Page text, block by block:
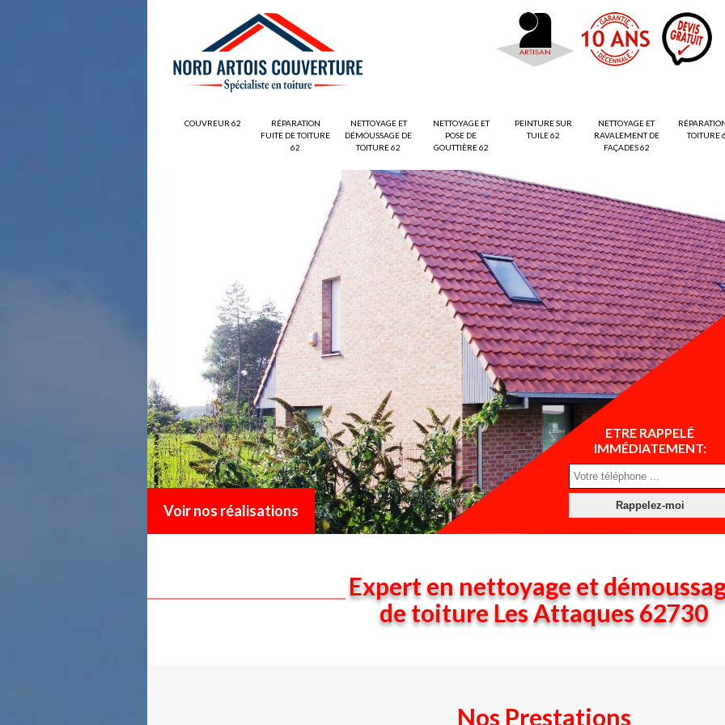
COUVREUR 62
RÉPARATION
FUITE DE TOITURE
62
NETTOYAGE ET
DÉMOUSSAGE DE
TOITURE 62
NETTOYAGE ET
POSE DE
GOUTTIÈRE 62
PEINTURE SUR
TUILE 62
NETTOYAGE ET
RAVALEMENT DE
FAÇADES 62
TOITURE
Voir nos réalisations
ETRE RAPPELÉ
IMMÉDIATEMENT:
Expert en nettoyage et
de toiture Les Attaques 62730
Nos Prestations